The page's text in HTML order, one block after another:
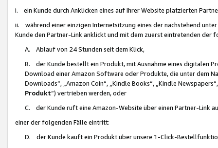
i. ein Kunde durch Anklicken eines auf Ihrer Website platzierten
ii. während einer einzigen Internetsitzung eines der nachstehend
Kunde den Partner-Link anklickt und mit dem zuerst eintretenden der
A. Ablauf von 24 Stunden seit dem Klick,
B. der Kunde bestellt ein Produkt, mit Ausnahme eines digitalen
Download einer Amazon Software oder Produkte, die unter dem
Downloads“, „Amazon Coin“, „Kindle Books“, „Kindle
Produkt“) vertrieben werden, oder
C. der Kunde ruft eine Amazon-Website über einen Partner-Link
einer der folgenden Fälle eintritt:
D. der Kunde kauft ein Produkt über unsere 1-Click-